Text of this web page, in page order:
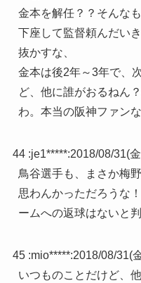
金本を解任？？そんな
下座して監督頼んだい
抜かすな、
金本は後2年～3年で、
ど、他に誰がおるねん
わ。本当の阪神ファン
44 :je1*****:2018/08/31(
鳥谷選手も、まさか梅
思わんかっただろうな
ームへの返球はないと
45 :mio*****:2018/08/31(
いつものことだけど、